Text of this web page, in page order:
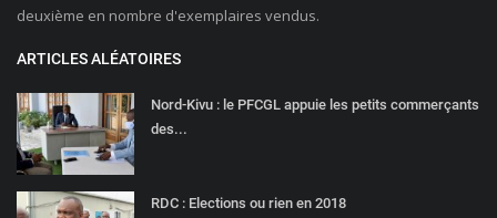
deuxième en nombre d'exemplaires vendus.
ARTICLES ALÉATOIRES
Nord-Kivu : le PFCGL appuie les petits commerçants
des...
RDC : Elections ou rien en 2018